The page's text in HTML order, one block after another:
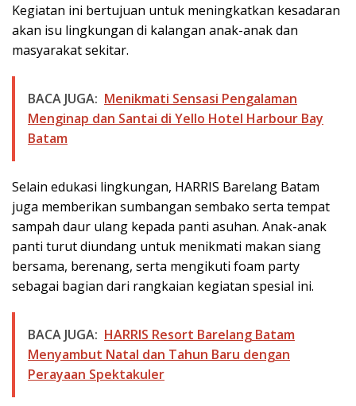
Kegiatan ini bertujuan untuk meningkatkan kesadaran
akan isu lingkungan di kalangan anak-anak dan
masyarakat sekitar.
BACA JUGA: Menikmati Sensasi Pengalaman
Menginap dan Santai di Yello Hotel Harbour Bay
Batam
Selain edukasi lingkungan, HARRIS Barelang Batam
juga memberikan sumbangan sembako serta tempat
sampah daur ulang kepada panti asuhan. Anak-anak
panti turut diundang untuk menikmati makan siang
bersama, berenang, serta mengikuti foam party
sebagai bagian dari rangkaian kegiatan spesial ini.
BACA JUGA: HARRIS Resort Barelang Batam
Menyambut Natal dan Tahun Baru dengan
Perayaan Spektakuler